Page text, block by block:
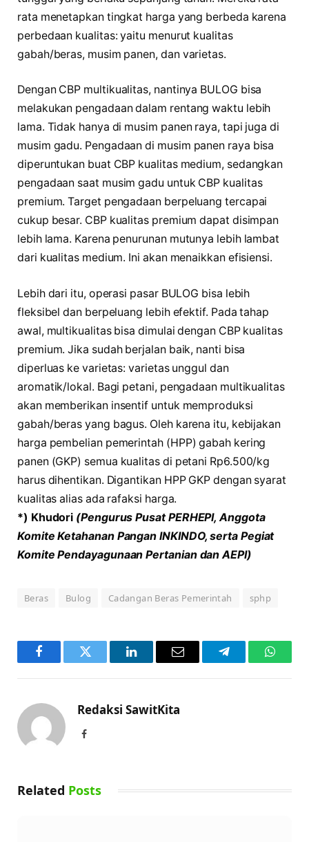
rata menetapkan tingkat harga yang berbeda karena
perbedaan kualitas: yaitu menurut kualitas
gabah/beras, musim panen, dan varietas.
Dengan CBP multikualitas, nantinya BULOG bisa
melakukan pengadaan dalam rentang waktu lebih
lama. Tidak hanya di musim panen raya, tapi juga di
musim gadu. Pengadaan di musim panen raya bisa
diperuntukan buat CBP kualitas medium, sedangkan
pengadaan saat musim gadu untuk CBP kualitas
premium. Target pengadaan berpeluang tercapai
cukup besar. CBP kualitas premium dapat disimpan
lebih lama. Karena penurunan mutunya lebih lambat
dari kualitas medium. Ini akan menaikkan efisiensi.
Lebih dari itu, operasi pasar BULOG bisa lebih
fleksibel dan berpeluang lebih efektif. Pada tahap
awal, multikualitas bisa dimulai dengan CBP kualitas
premium. Jika sudah berjalan baik, nanti bisa
diperluas ke varietas: varietas unggul dan
aromatik/lokal. Bagi petani, pengadaan multikualitas
akan memberikan insentif untuk memproduksi
gabah/beras yang bagus. Oleh karena itu, kebijakan
harga pembelian pemerintah (HPP) gabah kering
panen (GKP) semua kualitas di petani Rp6.500/kg
harus dihentikan. Digantikan HPP GKP dengan syarat
kualitas alias ada rafaksi harga.
*) Khudori (Pengurus Pusat PERHEPI, Anggota
Komite Ketahanan Pangan INKINDO, serta Pegiat
Komite Pendayagunaan Pertanian dan AEPI)
Beras Bulog Cadangan Beras Pemerintah sphp
FacebookTwitter LinkedInEmail Telegram
Redaksi SawitKita
Facebook
Related Posts